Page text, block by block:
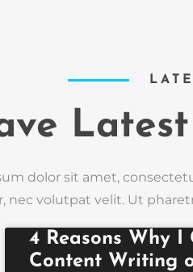
dolor sit amet,
nec volutpat velit. Ut
4 Reasons Why I
Content Writing